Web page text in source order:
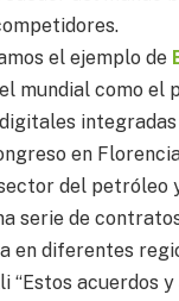
el ejemplo de
mundial como el
en
del petróleo
serie de
diferentes
“Estos acuerdos